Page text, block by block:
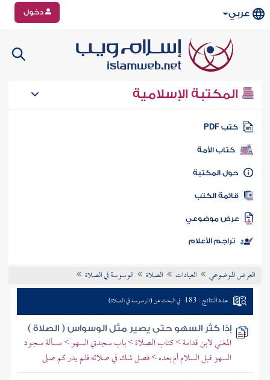
عربي دخول
المكتبة الإسلامية
كتب PDF
كتاب الأمة
المكتبة
الكتب
موضوعي
تراجم الأعلام
العرض الموضوعي العبادات الصلاة الوسوسة في الصلاة
عدد النتائج : 183 في البحث عن (الوسوسة في الصلاة)
إذا كثر السهو حتى يصير مثل الوسواس ( الصلاة )
المغني لابن قدامة > كتاب الصلاة > باب سجدتي السهو > مسألة سجود
السهو قبل السلام أم بعده > فصل شك في صلاته فلم يدر كم صلى